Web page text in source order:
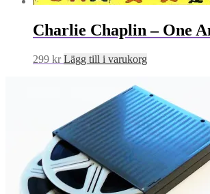
Charlie Chaplin – One
299 kr Lägg till i varukorg